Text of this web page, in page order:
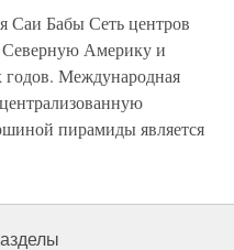
Саи Бабы Сеть центров
Америку и
Международная
пирамиды является